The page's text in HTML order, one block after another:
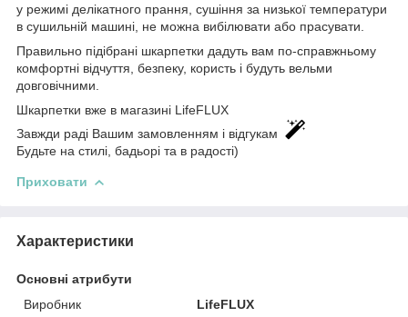
у режимі делікатного прання, сушіння за низької температури
в сушильній машині, не можна вибілювати або прасувати.
Правильно підібрані шкарпетки дадуть вам по-справжньому
комфортні відчуття, безпеку, користь і будуть вельми
довговічними.
Шкарпетки вже в магазині LifeFLUX
Завжди раді Вашим замовленням і відгукам
Будьте на стилі, бадьорі та в радості)
Приховати
Характеристики
Основні атрибути
Виробник
LifeFLUX